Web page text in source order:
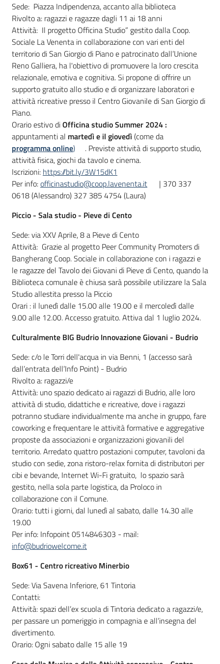
Sede: Piazza Indipendenza, accanto alla biblioteca
Rivolto a: ragazzi e ragazze dagli 11 ai 18 anni
Attività: Il progetto Officina Studio” gestito dalla Coop.
Sociale La Venenta in collaborazione con vari enti del
territorio di San Giorgio di Piano e patrocinato dall’Unione
Reno Galliera, ha l'obiettivo di promuovere la loro crescita
relazionale, emotiva e cognitiva. Si propone di offrire un
supporto gratuito allo studio e di organizzare laboratori e
attività ricreative presso il Centro Giovanile di San Giorgio di
Piano.
Orario estivo diOfficina studio Summer 2024 :
appuntamential martedì e il giovedì(come da
programma online)
. Previste attività di supporto studio,
attività fisica, giochi da tavolo e cinema.
Iscrizioni: https://bit.ly/3W15dK1
Per info:officinastudio@coop.lavenenta.it
| 370 337
0618 (Alessandro) 327 385 4754 (Laura)
Piccio - Sala studio - Pieve di Cento
Sede: via XXV Aprile, 8 a Pieve di Cento
Attività: Grazie al progetto Peer Community Promoters di
Bangherang Coop. Sociale in collaborazione con i ragazzi e
le ragazze del Tavolo dei Giovani di Pieve di Cento, quando la
Biblioteca comunale è chiusa sarà possibile utilizzare la Sala
Studio allestita presso la Piccio
Orari : il lunedì dalle 15.00 alle 19.00 e il mercoledì dalle
9.00 alle 12.00. Accesso gratuito. Attiva dal 1 luglio 2024.
Culturalmente BIG Budrio Innovazione Giovani - Budrio
Sede: c/o le Torri dell'acqua in via Benni, 1 (accesso sarà
dall’entrata dell’Info Point) - Budrio
Rivolto a: ragazzi/e
Attività: uno spazio dedicato ai ragazzi di Budrio, alle loro
attività di studio, didattiche e ricreative, dove i ragazzi
potranno studiare individualmente ma anche in gruppo, fare
coworking e frequentare le attività formative e aggregative
proposte da associazioni e organizzazioni giovanili del
territorio. Arredato quattro postazioni computer, tavoloni da
studio con sedie, zona ristoro-relax fornita di distributori per
cibi e bevande, Internet Wi-Fi gratuito, lo spazio sarà
gestito, nella sola parte logistica, da Proloco in
collaborazione con il Comune.
Orario: tutti i giorni, dal lunedì al sabato, dalle 14.30 alle
19.00
Per info: Infopoint 0514846303 - mail:
info@budriowelcome.it
Box61 - Centro ricreativo Minerbio
Sede: Via Savena Inferiore, 61 Tintoria
Contatti:
Attività: spazi dell’ex scuola di Tintoria dedicato a ragazzi/e,
per passare un pomeriggio in compagnia e all’insegna del
divertimento.
Orario: Ogni sabato dalle 15 alle 19